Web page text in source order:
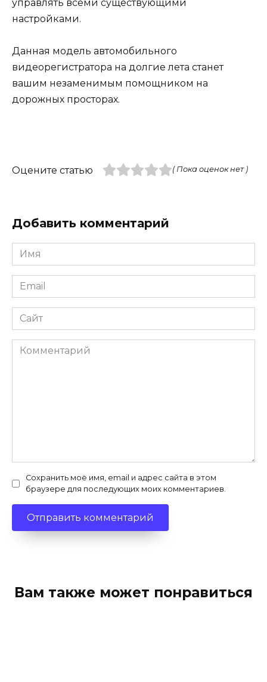
управлять всеми существующими
настройками.
Данная модель автомобильного
видеорегистратора на долгие лета станет
вашим незаменимым помощником на
дорожных просторах.
Оцените статью ( Пока оценок нет )
Добавить комментарий
Имя
*
Email
*
Сайт
Комментарий
Сохранить моё имя, email и адрес сайта в этом
браузере для последующих моих комментариев.
Вам также может понравиться